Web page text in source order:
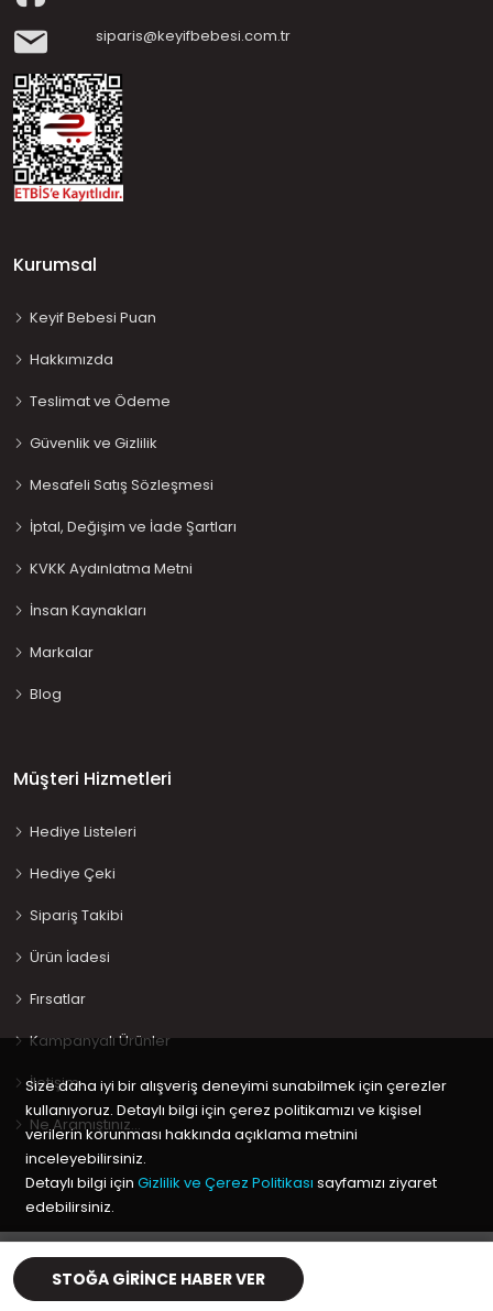
STOĞA GIRINCE HABER VER
siparis@keyifbebesi.com.tr
Kurumsal
Keyif Bebesi Puan
Hakkımızda
Teslimat ve Ödeme
Güvenlik ve Gizlilik
Mesafeli Satış Sözleşmesi
İptal, Değişim ve İade Şartları
KVKK Aydınlatma Metni
İnsan Kaynakları
Markalar
Blog
Müşteri Hizmetleri
Hediye Listeleri
Hediye Çeki
Sipariş Takibi
Ürün İadesi
Fırsatlar
Kampanyalı Ürünler
İletişim
Ne Aramıştınız…
Copyright © 2020 Keyif Bebesi | Kids & Toys, GeliştiriciKabuk
Yazılım
Size daha iyi bir alışveriş deneyimi sunabilmek için çerezler
kullanıyoruz. Detaylı bilgi için çerez politikamızı ve kişisel
verilerin korunması hakkında açıklama metnini
inceleyebilirsiniz.
Detaylı bilgi için Gizlilik ve Çerez Politikası sayfamızı ziyaret
edebilirsiniz.
Tamam